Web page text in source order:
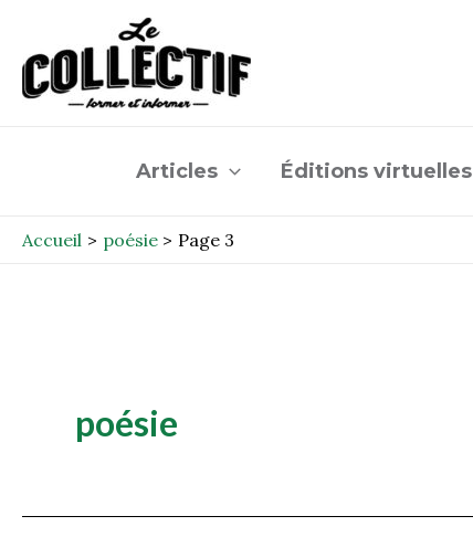
contenu
Articles Éditions virtuelles
Accueil poésie Page 3
poésie
pagination